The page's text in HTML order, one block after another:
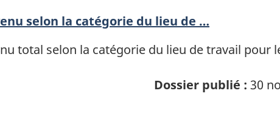
selon la catégorie du lieu de …
total selon la catégorie du lieu de travail pour
Dossier publié : 30